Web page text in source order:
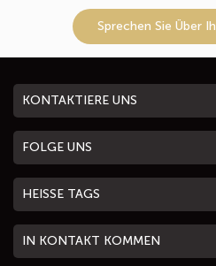
Sprechen Sie Über
KONTAKTIERE UNS
FOLGE UNS
HEISSE TAGS
IN KONTAKT KOMMEN